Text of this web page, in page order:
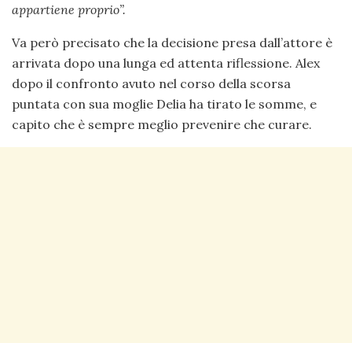
appartiene proprio”.
Va però precisato che la decisione presa dall’attore è
arrivata dopo una lunga ed attenta riflessione. Alex
dopo il confronto avuto nel corso della scorsa
puntata con sua moglie Delia ha tirato le somme, e
capito che è sempre meglio prevenire che curare.